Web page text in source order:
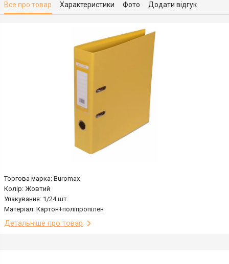
Все про товар Характеристики Фото Додати відгук
Торгова марка: Buromax
Колір: Жовтий
Упакування: 1/24 шт.
Матеріал: Картон+поліпропілен
Детальніше про товар